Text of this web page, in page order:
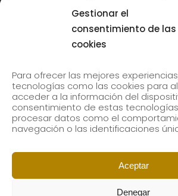
Gestionar el
consentimiento de las
cookies
Para ofrecer las mejores
tecnologías como las cookies para
acceder a la información del
consentimiento de estas
procesar datos como el
navegación o las identificaciones
Aceptar
Denegar
Tolliver en el 61 Jazzaldia
Subscribe to our newsletter to
email.